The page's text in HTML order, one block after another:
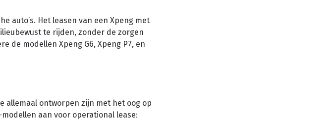
auto’s. Het leasen van een Xpeng met
te rijden, zonder de zorgen
de modellen Xpeng G6, Xpeng P7, en
allemaal ontworpen zijn met het oog op
aan voor operational lease: